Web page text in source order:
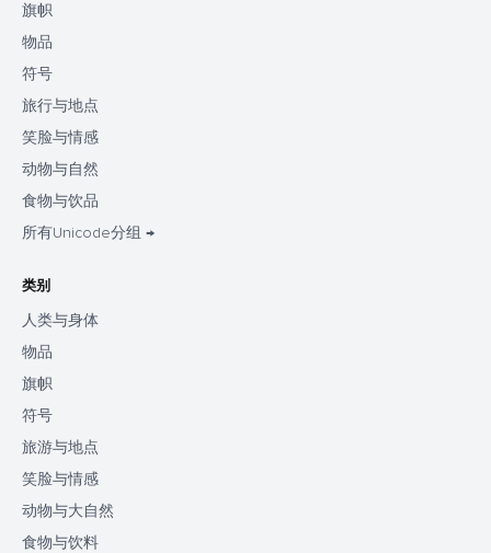
旗帜
物品
符号
旅行与地点
笑脸与情感
动物与自然
食物与饮品
所有Unicode分组 →
类别
人类与身体
物品
旗帜
符号
旅游与地点
笑脸与情感
动物与大自然
食物与饮料